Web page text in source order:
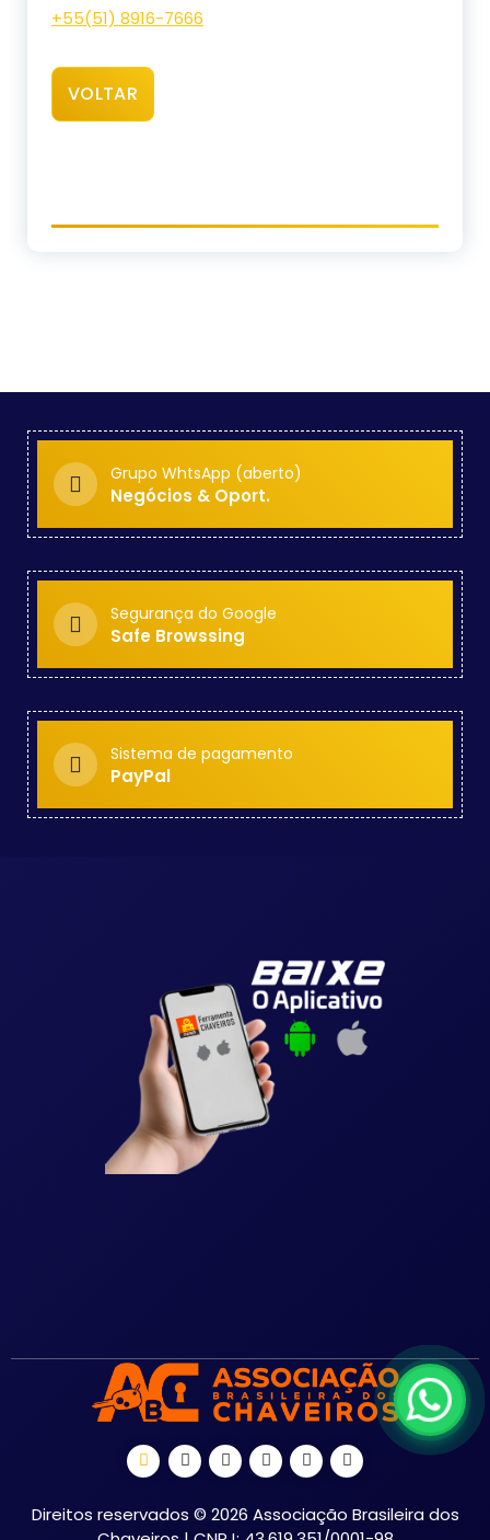
+55(51) 8916-7666
VOLTAR
Grupo WhtsApp (aberto)
Negócios & Oport.
Segurança do Google
Safe Browssing
Sistema de pagamento
PayPal
Direitos reservados © 2026 Associação Brasileira dos